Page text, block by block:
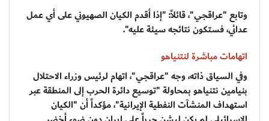
وتابع "عراقجي"، قائلاً: "إذا أقدم الكيان الصهيوني على أي عمل
عدائي، فستكون نتائجه سيئة عليه".
اتهامات مباشرة لنتنياهو
وفي السياق ذاته، وجه "عراقجي"، اتهام لرئيس وزراء الاحتلال
بنيامين نتنياهو بمحاولة "توسيع دائرة الحرب إلى المنطقة عبر
استهداف المنشآت النفطية الإيرانية"، مؤكداً أن "الكيان